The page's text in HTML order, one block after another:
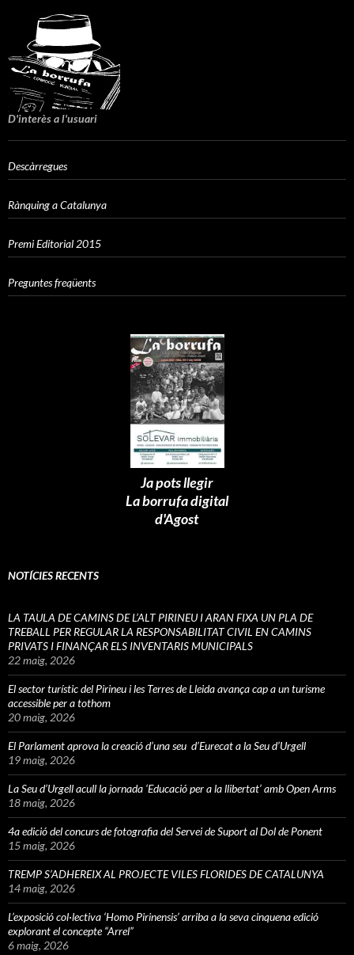
D'interès a l'usuari
Descàrregues
Rànquing a Catalunya
Premi Editorial 2015
Preguntes freqüents
Ja pots llegir
La borrufa digital
d'Agost
NOTÍCIES RECENTS
LA TAULA DE CAMINS DE L’ALT PIRINEU I ARAN FIXA UN PLA DE
TREBALL PER REGULAR LA RESPONSABILITAT CIVIL EN CAMINS
PRIVATS I FINANÇAR ELS INVENTARIS MUNICIPALS
22 maig, 2026
El sector turístic del Pirineu i les Terres de Lleida avança cap a un turisme
accessible per a tothom
20 maig, 2026
El Parlament aprova la creació d’una seu d’Eurecat a la Seu d’Urgell
19 maig, 2026
La Seu d’Urgell acull la jornada ‘Educació per a la llibertat’ amb Open Arms
18 maig, 2026
4a edició del concurs de fotografia del Servei de Suport al Dol de Ponent
15 maig, 2026
TREMP S’ADHEREIX AL PROJECTE VILES FLORIDES DE CATALUNYA
14 maig, 2026
L’exposició col·lectiva ‘Homo Pirinensis’ arriba a la seva cinquena edició
explorant el concepte “Arrel”
6 maig, 2026